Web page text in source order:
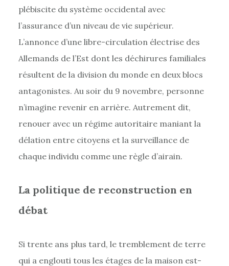
plébiscite du système occidental avec
l’assurance d’un niveau de vie supérieur.
L’annonce d’une libre-circulation électrise des
Allemands de l’Est dont les déchirures familiales
résultent de la division du monde en deux blocs
antagonistes. Au soir du 9 novembre, personne
n’imagine revenir en arrière. Autrement dit,
renouer avec un régime autoritaire maniant la
délation entre citoyens et la surveillance de
chaque individu comme une règle d’airain.
La politique de reconstruction en
débat
Si trente ans plus tard, le tremblement de terre
qui a englouti tous les étages de la maison est-